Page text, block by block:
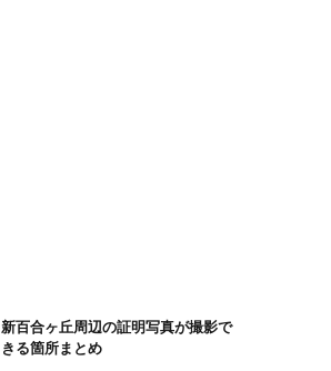
新百合ヶ丘周辺の証明写真が撮影で
きる箇所まとめ